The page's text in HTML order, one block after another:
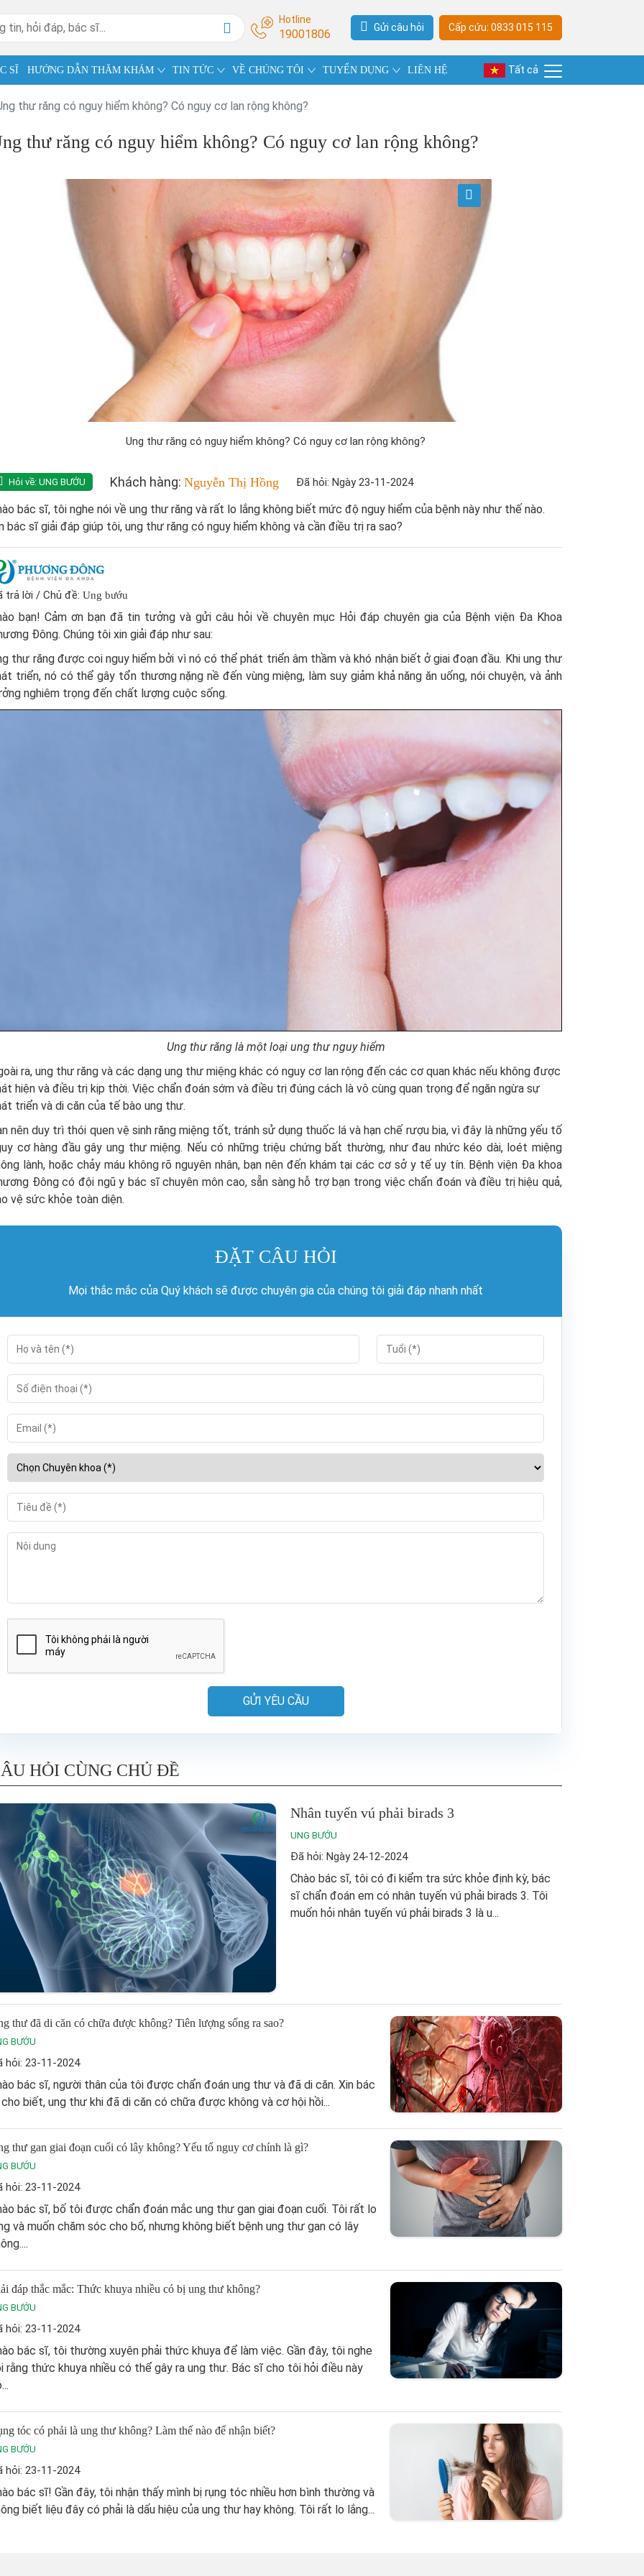
Hotline
19001806 Gửi câu hỏi Cấp cứu: 0833 015 115
SĨ HƯỚNG DẪN THĂM KHÁM TIN TỨC VỀ CHÚNG TÔI TUYỂN DỤNG LIÊN HỆ Tất cả
thư răng có nguy hiểm không? Có nguy cơ lan rộng không?
thư răng có nguy hiểm không? Có nguy cơ lan rộng không?
Ung thư răng có nguy hiểm không? Có nguy cơ lan rộng không?
Hỏi về:UNG BƯỚU Khách hàng: Nguyễn Thị Hồng Đã hỏi: Ngày 23-11-2024
bác sĩ, tôi nghe nói về ung thư răng và rất lo lắng không biết mức độ nguy hiểm của bệnh này như thế nào.
bác sĩ giải đáp giúp tôi, ung thư răng có nguy hiểm không và cần điều trị ra sao?
trả lời / Chủ đề:Ung bướu
bạn! Cảm ơn bạn đã tin tưởng và gửi câu hỏi về chuyên mục Hỏi đáp chuyên gia của Bệnh viện Đa Khoa
Đông. Chúng tôi xin giải đáp như sau:
thư răng được coi nguy hiểm bởi vì nó có thể phát triển âm thầm và khó nhận biết ở giai đoạn đầu. Khi ung thư
triển, nó có thể gây tổn thương nặng nề đến vùng miệng, làm suy giảm khả năng ăn uống, nói chuyện, và ảnh
nghiêm trọng đến chất lượng cuộc sống.
Ung thư răng là một loại ung thư nguy hiểm
ra, ung thư răng và các dạng ung thư miệng khác có nguy cơ lan rộng đến các cơ quan khác nếu không được
hiện và điều trị kịp thời. Việc chẩn đoán sớm và điều trị đúng cách là vô cùng quan trọng để ngăn ngừa sự
triển và di căn của tế bào ung thư.
nên duy trì thói quen vệ sinh răng miệng tốt, tránh sử dụng thuốc lá và hạn chế rượu bia, vì đây là những yếu tố
cơ hàng đầu gây ung thư miệng. Nếu có những triệu chứng bất thường, như đau nhức kéo dài, loét miệng
lành, hoặc chảy máu không rõ nguyên nhân, bạn nên đến khám tại các cơ sở y tế uy tín. Bệnh viện Đa khoa
Đông có đội ngũ y bác sĩ chuyên môn cao, sẵn sàng hỗ trợ bạn trong việc chẩn đoán và điều trị hiệu quả,
vệ sức khỏe toàn diện.
ĐẶT CÂU HỎI
Mọi thắc mắc của Quý khách sẽ được chuyên gia của chúng tôi giải đáp nhanh nhất
GỬI YÊU CẦU
HỎI CÙNG CHỦ ĐỀ
Nhân tuyến vú phải birads 3
UNG BƯỚU
Đã hỏi: Ngày 24-12-2024
Chào bác sĩ, tôi có đi kiểm tra sức khỏe định kỳ, bác
sĩ chẩn đoán em có nhân tuyến vú phải birads 3. Tôi
muốn hỏi nhân tuyến vú phải birads 3 là u...
thư đã di căn có chữa được không? Tiên lượng sống ra sao?
BƯỚU
hỏi: 23-11-2024
bác sĩ, người thân của tôi được chẩn đoán ung thư và đã di căn. Xin bác
biết, ung thư khi đã di căn có chữa được không và cơ hội hồi...
thư gan giai đoạn cuối có lây không? Yếu tố nguy cơ chính là gì?
BƯỚU
hỏi: 23-11-2024
bác sĩ, bố tôi được chẩn đoán mắc ung thư gan giai đoạn cuối. Tôi rất lo
và muốn chăm sóc cho bố, nhưng không biết bệnh ung thư gan có lây
đáp thắc mắc: Thức khuya nhiều có bị ung thư không?
BƯỚU
hỏi: 23-11-2024
bác sĩ, tôi thường xuyên phải thức khuya để làm việc. Gần đây, tôi nghe
rằng thức khuya nhiều có thể gây ra ung thư. Bác sĩ cho tôi hỏi điều này
tóc có phải là ung thư không? Làm thế nào để nhận biết?
BƯỚU
hỏi: 23-11-2024
bác sĩ! Gần đây, tôi nhận thấy mình bị rụng tóc nhiều hơn bình thường và
biết liệu đây có phải là dấu hiệu của ung thư hay không. Tôi rất lo lắng...